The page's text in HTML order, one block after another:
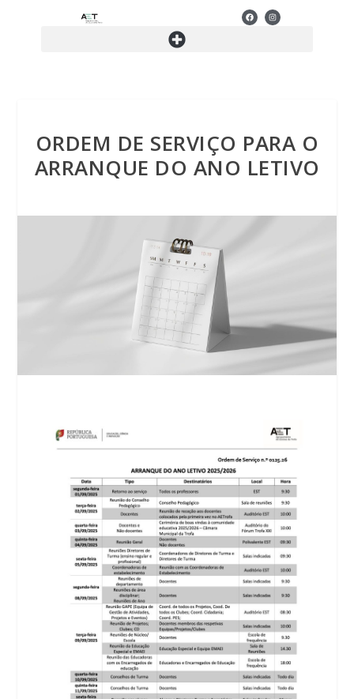
ORDEM DE SERVIÇO PARA O
ARRANQUE DO ANO LETIVO